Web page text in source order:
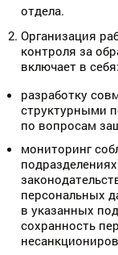
отдела.
Организация
контроля за
включает в себя:
разработку
структурными
по вопросам
мониторинг
персональных
в указанных
сохранность